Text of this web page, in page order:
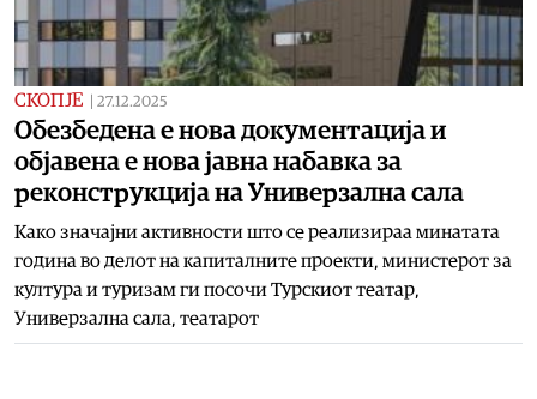
СКОПЈЕ 27.12.2025
Обезбедена е нова документација и
објавена е нова јавна набавка за
реконструкција на Универзална сала
Како значајни активности што се реализираа минатата
година во делот на капиталните проекти, министерот за
култура и туризам ги посочи Турскиот театар,
Универзална сала, театарот